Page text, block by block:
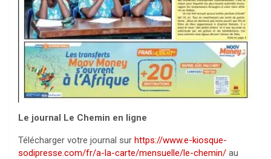
Le journal Le Chemin en ligne
Télécharger votre journal sur https://www.e-kiosque-
sodipresse.com/fr/a-la-carte/mensuelle/le-chemin/ au